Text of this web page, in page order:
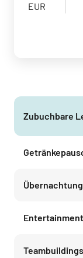
EUR
Zubuchbare
Entertainment
Teambuildings